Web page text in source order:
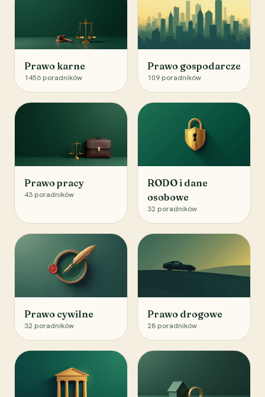
Prawo karne
1456 poradników
Prawo gospodarcze
109 poradników
Prawo pracy
43 poradników
RODO i dane
osobowe
32 poradników
Prawo cywilne
32 poradników
Prawo drogowe
28 poradników